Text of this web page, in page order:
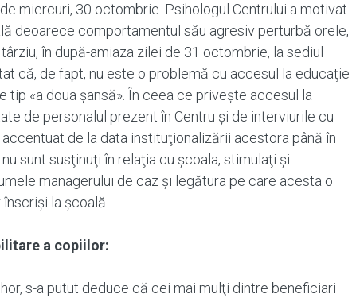
miercuri, 30 octombrie. Psihologul Centrului a motivat
deoarece comportamentul său agresiv perturbă orele,
în după-amiaza zilei de 31 octombrie, la sediul
că, de fapt, nu este o problemă cu accesul la educaţie
«a doua şansă». În ceea ce priveşte accesul la
de personalul prezent în Centru şi de interviurile cu
de la data instituţionalizării acestora până în
sunt susţinuţi în relaţia cu şcoala, stimulaţi şi
managerului de caz şi legătura pe care acesta o
la şcoală.
a copiilor:
s-a putut deduce că cei mai mulţi dintre beneficiari